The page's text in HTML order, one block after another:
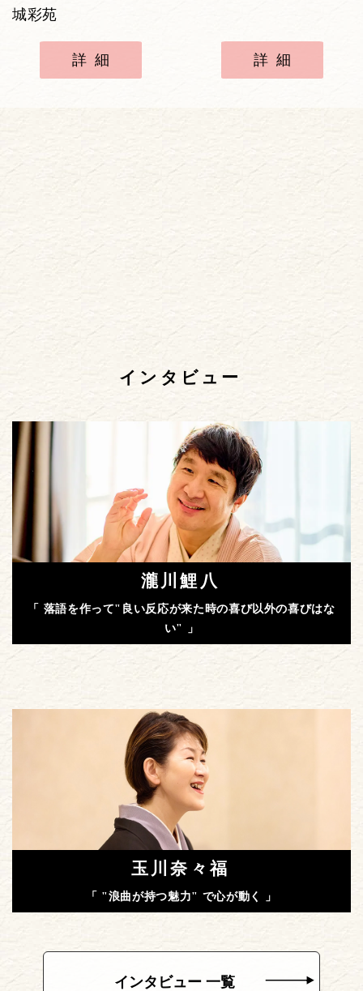
城彩苑
詳細 詳細
インタビュー
瀧川鯉八
「 落語を作って"良い反応が来た時の喜び以外の喜びはな
い" 」
玉川奈々福
「 "浪曲が持つ魅力" で心が動く 」
インタビュー 一覧